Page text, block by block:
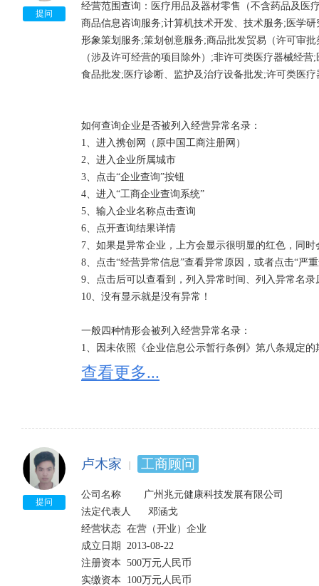
提问
经营范围查询：医疗用品及器材零售（不含药品及医
商品信息咨询服务;计算机技术开发、技术服务;医学
形象策划服务;策划创意服务;商品批发贸易（许可审
（涉及许可经营的项目除外）;非许可类医疗器械经
食品批发;医疗诊断、监护及治疗设备批发;许可类医
如何查询企业是否被列入经营异常名录：
1、进入携创网（原中国工商注册网）
2、进入企业所属城市
3、点击“企业查询”按钮
4、进入“工商企业查询系统”
5、输入企业名称点击查询
6、点开查询结果详情
7、如果是异常企业，上方会显示很明显的红色，同
8、点击“经营异常信息”查看异常原因，或者点击“严
9、点击后可以查看到，列入异常时间、列入异常名
10、没有显示就是没有异常！
一般四种情形会被列入经营异常名录：
1、因未依照《企业信息公示暂行条例》第八条规定
2、因通过登记的住所或者经营场所无法联系的；列入
3、因未在工商行政管理部门依照《企业信息公示暂
查看更多...
提问
卢木家 工商顾问
公司名称        广州兆元健康科技发展有限公司
法定代表人      邓涵戈
经营状态 	在营（开业）企业
成立日期 	2013-08-22
注册资本 	500万元人民币
实缴资本 	100万元人民币